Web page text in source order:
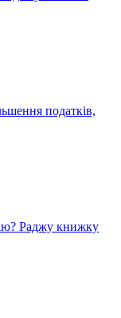
податків,
Раджу книжку